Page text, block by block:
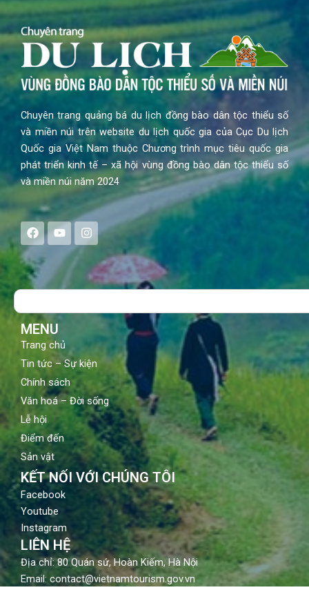
Chuyên trang quảng bá du lịch đồng bào dân tộc thiểu số
và miền núi trên website du lịch quốc gia của Cục Du lịch
Quốc gia Việt Nam thuộc Chương trình mục tiêu quốc gia
phát triển kinh tế – xã hội vùng đồng bào dân tộc thiểu số
và miền núi năm 2024
F
a
c
e
b
o
Y
o
u
t
u
b
I
n
s
a
g
Search
MENU
Trang chủ
Tin tức – Sự kiện
Chính sách
Văn hoá – Đời sống
Lễ hội
Điểm đến
Sản vật
KẾT NỐI VỚI CHÚNG TÔI
Facebook
Youtube
Instagram
LIÊN HỆ
Địa chỉ: 80 Quán sứ, Hoàn Kiếm, Hà Nội
Email: contact@vietnamtourism.gov.vn